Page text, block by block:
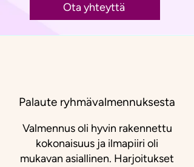
Ota yhteyttä
Palaute ryhmävalmennuksesta
Valmennus oli hyvin rakennettu
kokonaisuus ja ilmapiiri oli
mukavan asiallinen. Harjoitukset